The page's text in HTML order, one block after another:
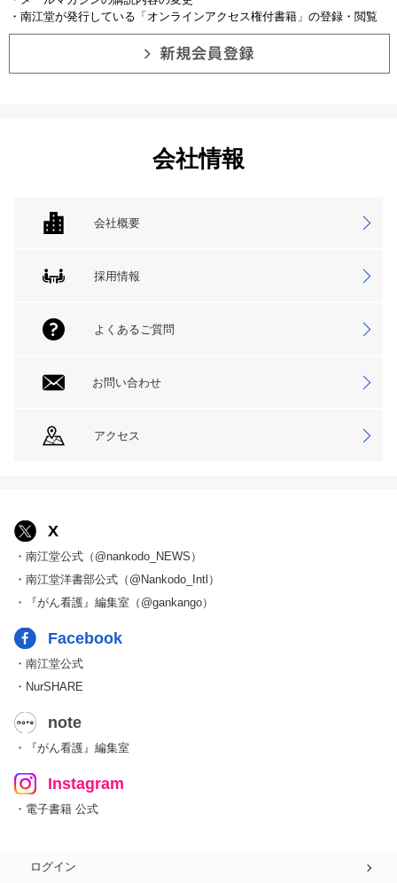
・南江堂が発行している「オンラインアクセス権付書籍」の登録・閲覧
会社情報
会社概要
採用情報
よくあるご質問
お問い合わせ
アクセス
X
・南江堂公式（@nankodo_NEWS）
・南江堂洋書部公式（@Nankodo_Intl）
・『がん看護』編集室（@gankango）
Facebook
・南江堂公式
・NurSHARE
note
・『がん看護』編集室
Instagram
・電子書籍 公式
ログイン